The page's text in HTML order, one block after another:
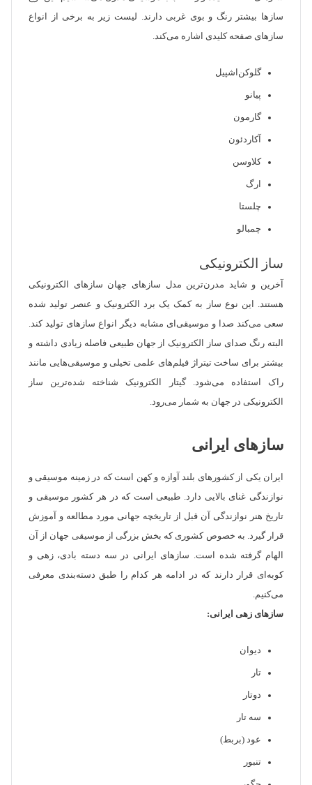
سازها بیشتر رنگ و بوی غربی دارند. لیست زیر به برخی از انواع
سازهای صفحه کلیدی اشاره می‌کند.
گلوکن‌اشپیل
پیانو
گارمون
آکاردئون
کلاوسن
ارگ
چلستا
چمبالو
ساز الکترونیکی
آخرین و شاید مدرن‌ترین مدل سازهای جهان سازهای الکترونیکی
هستند. این نوع ساز به کمک یک برد الکترونیک و عنصر تولید شده
سعی می‌کند صدا و موسیقی‌ای مشابه دیگر انواع ساز‌های تولید کند.
البته رنگ صدای ساز الکترونیک از جهان طبیعی فاصله زیادی داشته و
بیشتر برای ساخت تیتراژ فیلم‌های علمی تخیلی و موسیقی‌هایی مانند
راک استفاده می‌شود. گیتار الکترونیک شناخته شده‌ترین ساز
الکترونیکی در جهان به شمار می‌رود.
سازهای ایرانی
ایران یکی از کشور‌های بلند آوازه و کهن است که در زمینه موسیقی و
نوازندگی غنای بالایی دارد. طبیعی است که در هر کشور موسیقی و
تاریخ هنر نوازندگی آن قبل از تاریخچه جهانی مورد مطالعه و آموزش
قرار گیرد. به خصوص کشوری که بخش بزرگی از موسیقی جهان از آن
الهام گرفته شده است. سازهای ایرانی در سه دسته بادی، زهی و
کوبه‌ای قرار دارند که در ادامه هر کدام را طبق دسته‌بندی معرفی
می‌کنیم.
سازهای زهی ایرانی:
دیوان
تار
دوتار
سه تار
عود (بربط)
تنبور